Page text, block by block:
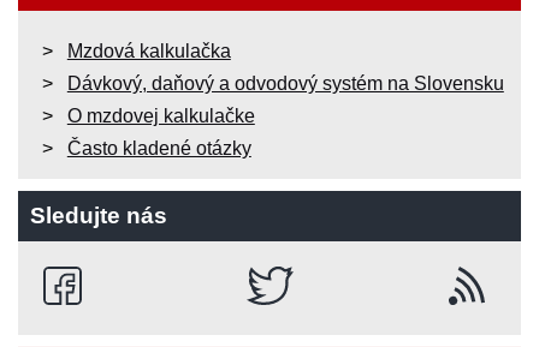
Mzdová kalkulačka
Dávkový, daňový a odvodový systém na Slovensku
O mzdovej kalkulačke
Často kladené otázky
Sledujte nás